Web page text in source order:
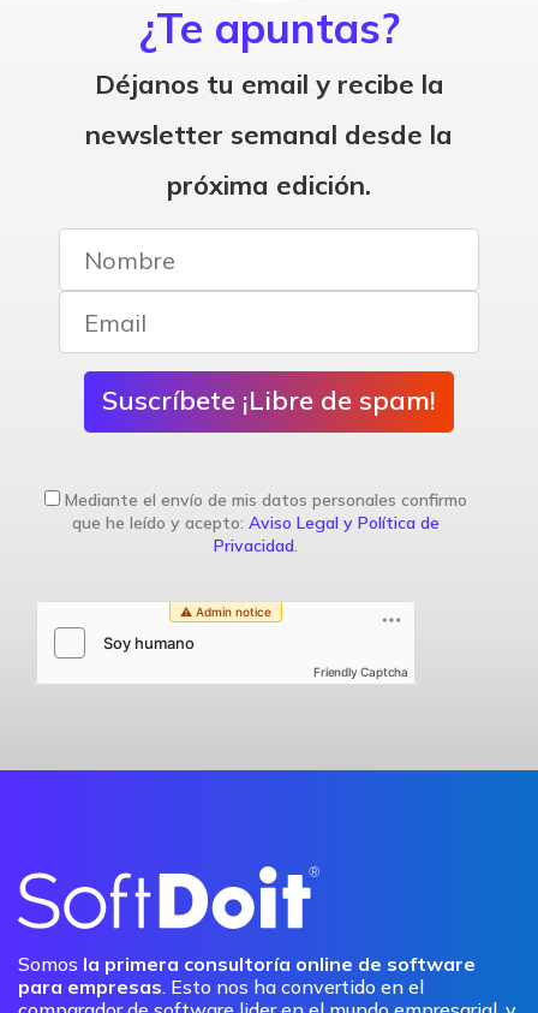
¿Te apuntas?
Déjanos tu email y recibe la
newsletter semanal desde la
próxima edición.
Suscríbete ¡Libre de spam!
Mediante el envío de mis datos personales confirmo
que he leído y acepto: Aviso Legal y Política de
Privacidad.
Friendly Captcha
Somos la primera consultoría online de software
para empresas. Esto nos ha convertido en el